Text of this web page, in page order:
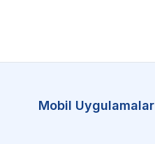
Mobil Uygulamalar